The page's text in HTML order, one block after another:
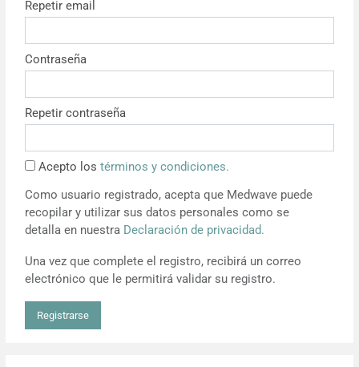
Noticias
Repetir email
Contraseña
Repetir contraseña
Acepto los términos y condiciones.
Como usuario registrado, acepta que Medwave puede
recopilar y utilizar sus datos personales como se
detalla en nuestra Declaración de privacidad.
Una vez que complete el registro, recibirá un correo
electrónico que le permitirá validar su registro.
Registrarse